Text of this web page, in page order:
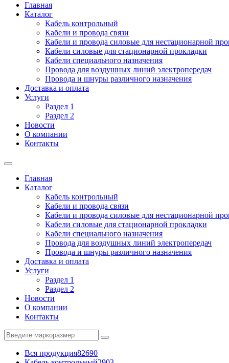
Главная
Каталог
Кабель контрольный
Кабели и провода связи
Кабели и провода силовые для нестационарной
Кабели силовые для стационарной прокладки
Кабели специального назначения
Провода для воздушных линий электропередач
Провода и шнуры различного назначения
Доставка и оплата
Услуги
Раздел 1
Раздел 2
Новости
О компании
Контакты
Главная
Каталог
Кабель контрольный
Кабели и провода связи
Кабели и провода силовые для нестационарной
Кабели силовые для стационарной прокладки
Кабели специального назначения
Провода для воздушных линий электропередач
Провода и шнуры различного назначения
Доставка и оплата
Услуги
Раздел 1
Раздел 2
Новости
О компании
Контакты
Вся продукция82690